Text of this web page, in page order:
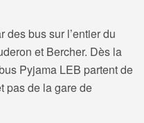
des bus sur l’entier du
et Bercher. Dès la
Pyjama LEB partent de
pas de la gare de